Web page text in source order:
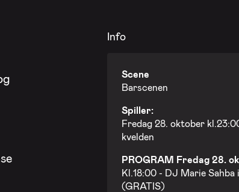
Info
Scene
Barscenen
Spiller:
Fredag 28. oktober
kvelden
PROGRAM Fredag 28.
Kl.18:00 - DJ Marie Sahba
(GRATIS)